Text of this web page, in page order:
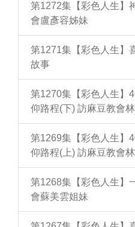
第1272集【彩色人生】
會盧彥容姊妹
第1271集【彩色人生】
故事
第1270集【彩色人生】
仰路程(下) 訪麻豆教會
第1269集【彩色人生】
仰路程(上) 訪麻豆教會
第1268集【彩色人生】
會蘇美雲姐妹